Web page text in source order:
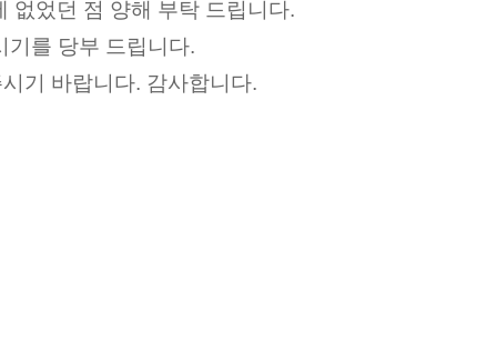
없었던 점 양해 부탁 드립니다.
기를 당부 드립니다.
기 바랍니다. 감사합니다.